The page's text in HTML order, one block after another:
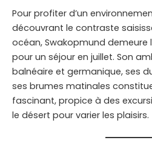
Pour profiter d’un
découvrant le contraste
océan, Swakopmund demeure
pour un séjour en juillet. Son
balnéaire et germanique, ses
ses brumes matinales
fascinant, propice à des
le désert pour varier les plaisirs.